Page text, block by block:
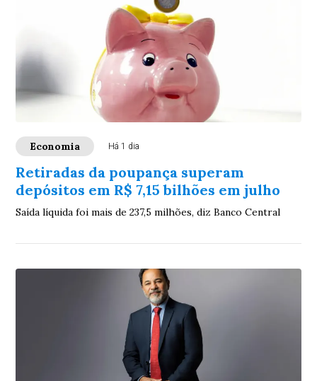
Economia Há 1 dia
Retiradas da poupança superam
depósitos em R$ 7,15 bilhões em julho
Saída líquida foi mais de 237,5 milhões, diz Banco Central